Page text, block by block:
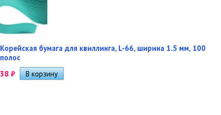
Корейская бумага для квиллинга, L-66, ширина 1.5 мм, 100
полос
38 ₽